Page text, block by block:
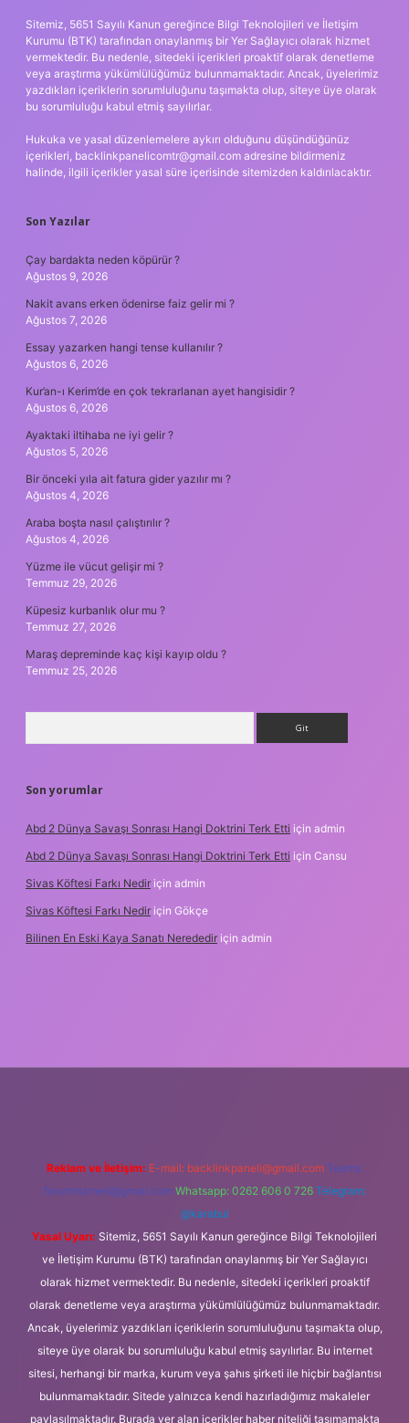
Sitemiz, 5651 Sayılı Kanun gereğince Bilgi Teknolojileri ve İletişim
Kurumu (BTK) tarafından onaylanmış bir Yer Sağlayıcı olarak hizmet
vermektedir. Bu nedenle, sitedeki içerikleri proaktif olarak denetleme
veya araştırma yükümlülüğümüz bulunmamaktadır. Ancak, üyelerimiz
yazdıkları içeriklerin sorumluluğunu taşımakta olup, siteye üye olarak
bu sorumluluğu kabul etmiş sayılırlar.
Hukuka ve yasal düzenlemelere aykırı olduğunu düşündüğünüz
içerikleri, backlinkpanelicomtr@gmail.com adresine bildirmeniz
halinde, ilgili içerikler yasal süre içerisinde sitemizden kaldırılacaktır.
Son Yazılar
Çay bardakta neden köpürür ?
Ağustos 9, 2026
Nakit avans erken ödenirse faiz gelir mi ?
Ağustos 7, 2026
Essay yazarken hangi tense kullanılır ?
Ağustos 6, 2026
Kur’an-ı Kerim’de en çok tekrarlanan ayet hangisidir ?
Ağustos 6, 2026
Ayaktaki iltihaba ne iyi gelir ?
Ağustos 5, 2026
Bir önceki yıla ait fatura gider yazılır mı ?
Ağustos 4, 2026
Araba boşta nasıl çalıştırılır ?
Ağustos 4, 2026
Yüzme ile vücut gelişir mi ?
Temmuz 29, 2026
Küpesiz kurbanlık olur mu ?
Temmuz 27, 2026
Maraş depreminde kaç kişi kayıp oldu ?
Temmuz 25, 2026
Son yorumlar
Abd 2 Dünya Savaşı Sonrası Hangi Doktrini Terk Etti için admin
Abd 2 Dünya Savaşı Sonrası Hangi Doktrini Terk Etti için Cansu
Sivas Köftesi Farkı Nedir için admin
Sivas Köftesi Farkı Nedir için Gökçe
Bilinen En Eski Kaya Sanatı Nerededir için admin
Reklam ve İletişim: E-mail: backlinkpaneli@gmail.com Teams:
forumhizmeti@gmail.com Whatsapp: 0262 606 0 726 Telegram:
@karabul
Yasal Uyarı: Sitemiz, 5651 Sayılı Kanun gereğince Bilgi Teknolojileri
ve İletişim Kurumu (BTK) tarafından onaylanmış bir Yer Sağlayıcı
olarak hizmet vermektedir. Bu nedenle, sitedeki içerikleri proaktif
olarak denetleme veya araştırma yükümlülüğümüz bulunmamaktadır.
Ancak, üyelerimiz yazdıkları içeriklerin sorumluluğunu taşımakta olup,
siteye üye olarak bu sorumluluğu kabul etmiş sayılırlar. Bu internet
sitesi, herhangi bir marka, kurum veya şahıs şirketi ile hiçbir bağlantısı
bulunmamaktadır. Sitede yalnızca kendi hazırladığımız makaleler
paylaşılmaktadır. Burada yer alan içerikler haber niteliği taşımamakta